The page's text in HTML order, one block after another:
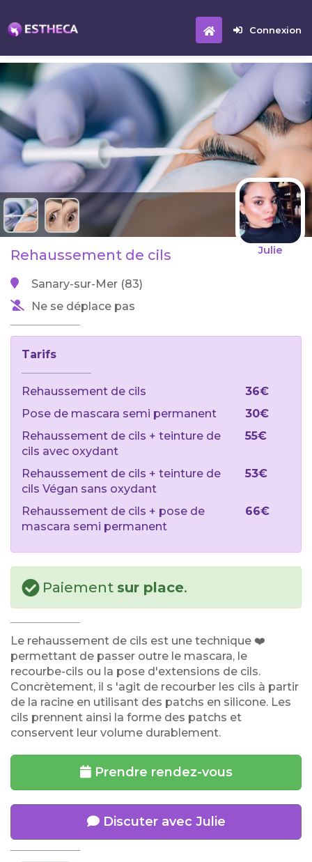
Connexion
Julie
Rehaussement de cils
Sanary-sur-Mer (83)
Ne se déplace pas
Tarifs
Rehaussement de cils
36€
Pose de mascara semi permanent
30€
Rehaussement de cils + teinture de
cils avec oxydant
55€
Rehaussement de cils + teinture de
cils Végan sans oxydant
53€
Rehaussement de cils + pose de
mascara semi permanent
66€
Paiement sur place.
Le rehaussement de cils est une technique ❤️
permettant de passer outre le mascara, le
recourbe-cils ou la pose d'extensions de cils.
Concrètement, il s 'agit de recourber les cils à partir
de la racine en utilisant des patchs en silicone. Les
cils prennent ainsi la forme des patchs et
conservent leur volume durablement.
Prendre rendez-vous
Discuter avec Julie